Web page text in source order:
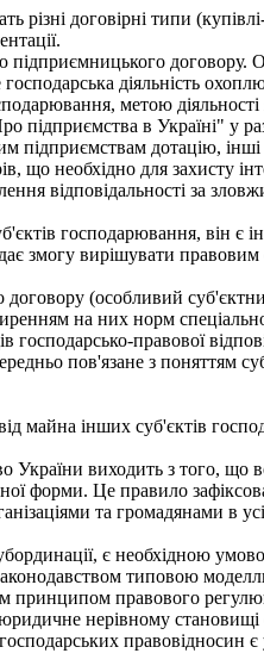
договірні типи
договору.
діяльність
метою
в Україні" у
підприємствам дотацію,
що необхідно для захисту
відповідальності за
господарювання, він є
змогу вирішувати правовим
(особливий
на них норм
правової
пов'язане з поняттям
майна інших суб'єктів
України виходить з того, що
форми. Це правило
та громадянами в
є необхідною
типовою
принципом правового
нерівному
правовідносин